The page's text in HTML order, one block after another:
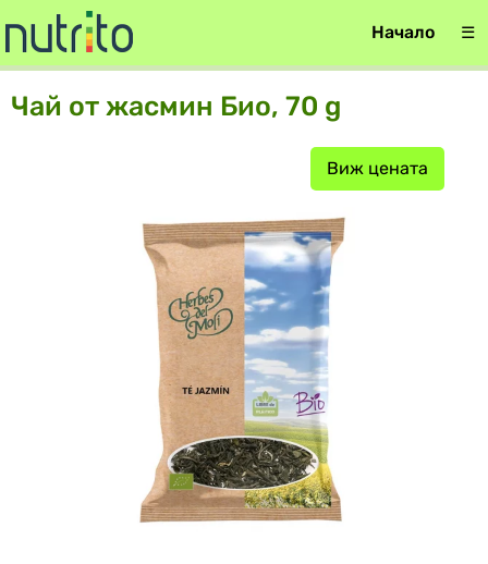
Начало ☰
Чай от жасмин Био, 70 g
Виж цената